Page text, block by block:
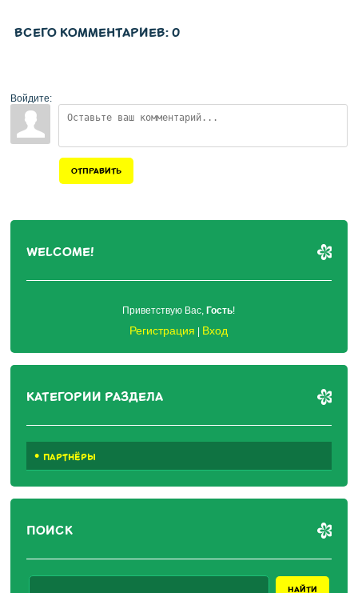
ВСЕГО КОММЕНТАРИЕВ:0
Войдите:
ОТПРАВИТЬ
WELCOME!
Приветствую Вас, Гость!
Регистрация Вход
КАТЕГОРИИ РАЗДЕЛА
ПАРТНЁРЫ
ПОИСК